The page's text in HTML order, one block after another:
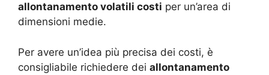
allontanamento volatili costi per un’area di
dimensioni medie.
Per avere un’idea più precisa dei costi, è
consigliabile richiedere dei allontanamento